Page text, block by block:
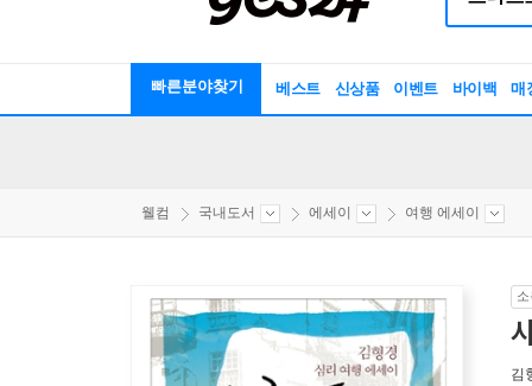
빠른분야찾기 베스트 신상품 이벤트 바이백 매
웰컴 국내도서 에세이 여행 에세이
김